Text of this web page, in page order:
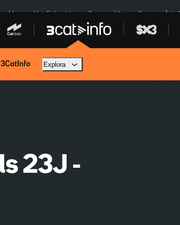
a Meta Mor Felipe Lipe Ceuta Menors Ceuta Àtic
3CatInfo Explora
23J -